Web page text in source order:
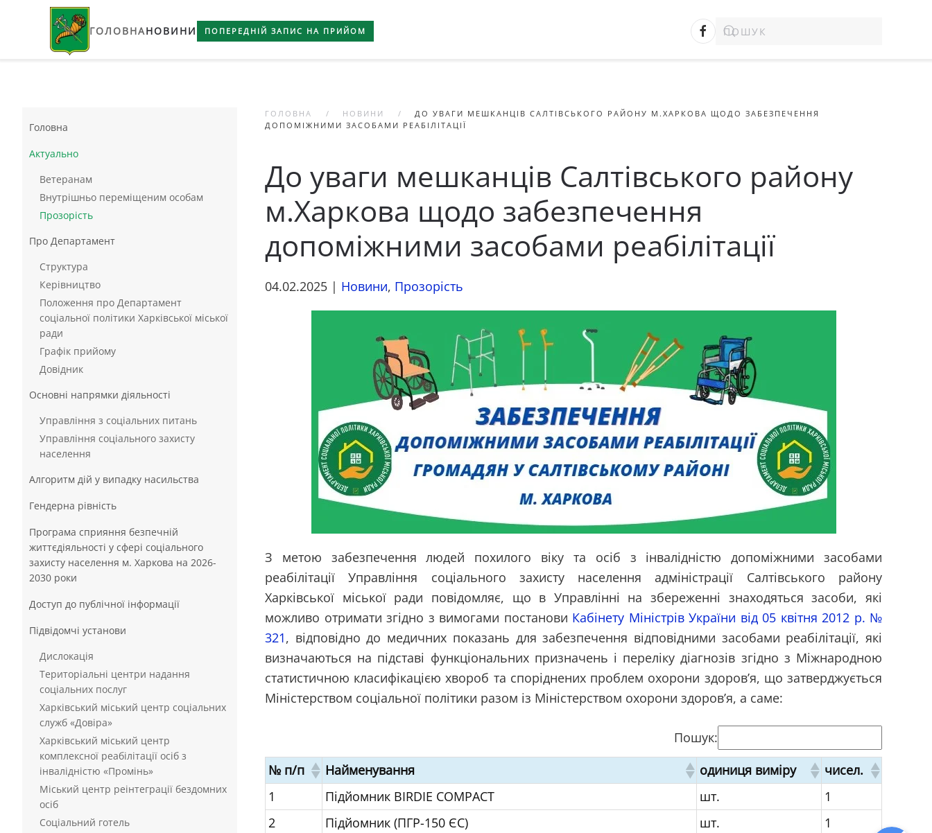
Skip to main content
ГОЛОВНАНОВИНИ ПОПЕРЕДНІЙ ЗАПИС НА ПРИЙОМ
Головна
Актуально
Ветеранам
Внутрішньо переміщеним особам
Прозорість
Про Департамент
Структура
Керівництво
Положення про Департамент
соціальної політики Харківської міської
ради
Графік прийому
Довідник
Основні напрямки діяльності
Управління з соціальних питань
Управління соціального захисту
населення
Алгоритм дій у випадку насильства
Гендерна рівність
Програма сприяння безпечній
життєдіяльності у сфері соціального
захисту населення м. Харкова на 2026-
2030 роки
Доступ до публічної інформації
Підвідомчі установи
Дислокація
Територіальні центри надання
соціальних послуг
Харківський міський центр соціальних
служб «Довіра»
Харківський міський центр
комплексної реабілітації осіб з
інвалідністю «Промінь»
Міський центр реінтеграції бездомних
осіб
Соціальний готель
ГОЛОВНА НОВИНИ
ДО УВАГИ МЕШКАНЦІВ САЛТІВСЬКОГО РАЙОНУ М.ХАРКОВА ЩОДО ЗАБЕЗПЕЧЕННЯ
ДОПОМІЖНИМИ ЗАСОБАМИ РЕАБІЛІТАЦІЇ
До уваги мешканців Салтівського району
м.Харкова щодо забезпечення
допоміжними засобами реабілітації
04.02.2025 | Новини, Прозорість
З метою забезпечення людей похилого віку та осіб з інвалідністю допоміжними засобами
реабілітації Управління соціального захисту населення адміністрації Салтівського району
Харківської міської ради повідомляє, що в Управлінні на збереженні знаходяться засоби, які
можливо отримати згідно з вимогами постанови Кабінету Міністрів України від 05 квітня 2012 р. №
321, відповідно до медичних показань для забезпечення відповідними засобами реабілітації, які
визначаються на підставі функціональних призначень і переліку діагнозів згідно з Міжнародною
статистичною класифікацією хвороб та споріднених проблем охорони здоров’я, що затверджується
Міністерством соціальної політики разом із Міністерством охорони здоров’я, а саме:
Пошук:
№ п/п
Найменування одиниця виміру
чисел.
1
Підйомник BIRDIE COMPACT шт.
1
2
Підйомник (ПГР-150 ЄС) шт.
1